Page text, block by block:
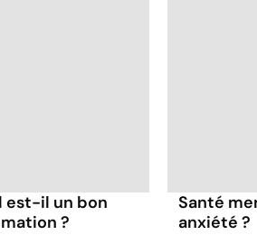
est-il un bon
?
Santé
anxiété ?